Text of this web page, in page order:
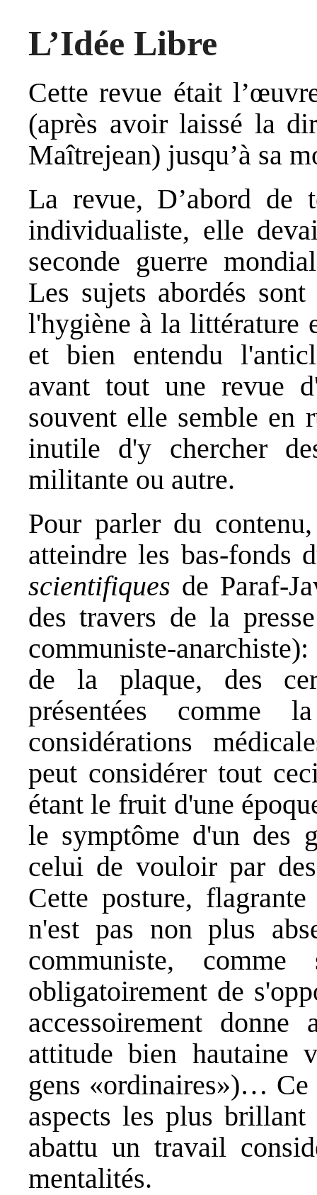
L’Idée Libre
Cette revue était
(après avoir laissé la
Maîtrejean) jusqu’à sa
La revue, D’abord de
individualiste, elle
seconde guerre
Les sujets abordés
l'hygiène à la littérature
et bien entendu
avant tout une revue
souvent elle semble en
inutile d'y chercher
militante ou autre.
Pour parler du
atteindre les bas-fonds
scientifiques de Paraf-
des travers de la
communiste-
de la plaque, des
présentées comme
considérations
peut considérer tout
étant le fruit d'une
le symptôme d'un des
celui de vouloir par
Cette posture,
n'est pas non plus
communiste,
obligatoirement de
accessoirement
attitude bien hautaine
gens «ordinaires»)… Ce
aspects les plus
abattu un travail
mentalités.